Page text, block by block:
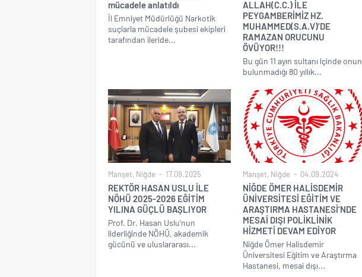
mücadele anlatıldı
İl Emniyet Müdürlüğü Narkotik
suçlarla mücadele şubesi ekipleri
tarafından ileride...
ALLAH(C.C.) İLE
PEYGAMBERİMİZ HZ.
MUHAMMED(S.A.V)’DE
RAMAZAN ORUCUNU
ÖVÜYOR!!!
Bu gün 11 ayın sultanı içinde onun
bulunmadığı 80 yıllık...
Manşet, Niğde 17.09.2025
REKTÖR HASAN USLU İLE
NÖHÜ 2025-2026 EĞİTİM
YILINA GÜÇLÜ BAŞLIYOR
Prof. Dr. Hasan Uslu’nun
liderliğinde NÖHÜ, akademik
gücünü ve uluslararası...
Manşet, Niğde 04.09.2024
NİĞDE ÖMER HALİSDEMİR
ÜNİVERSİTESİ EĞİTİM VE
ARAŞTIRMA HASTANESİ’NDE
MESAİ DIŞI POLİKLİNİK
HİZMETİ DEVAM EDİYOR
Niğde Ömer Halisdemir
Üniversitesi Eğitim ve Araştırma
Hastanesi, mesai dışı...